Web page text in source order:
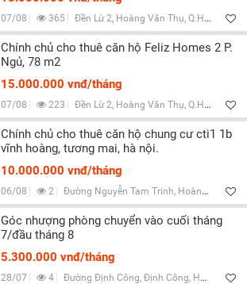
07/08 365 Đền Lừ 2, Hoàng Văn Thụ, Q.Hoàng Mai, Hà Nội
Chính chủ cho thuê căn hộ Feliz Homes 2 P.
Ngủ, 78 m2
15.000.000 vnđ/tháng
07/08 223 Đền Lừ 2, Hoàng Văn Thụ, Q.Hoàng Mai, Hà Nội
Chính chủ cho thuê căn hộ chung cư cti1 1b
vĩnh hoàng, tương mai, hà nội.
10.000.000 vnđ/tháng
06/08 2 Đường Nguyễn Tam Trinh, Hoàng Văn Thụ, Hà Nội
Góc nhượng phòng chuyển vào cuối tháng
7/đầu tháng 8
5.300.000 vnđ/tháng
28/07 4 Đường Định Công, Định Công, Hà Nội